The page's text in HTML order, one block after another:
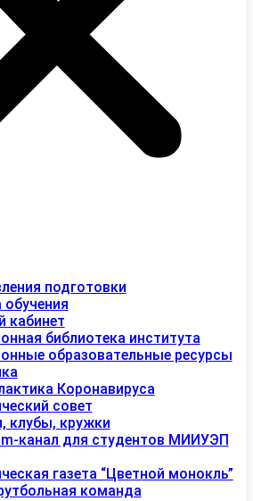
подготовки
обучения
кабинет
библиотека института
образовательные ресурсы
Коронавируса
совет
клубы, кружки
канал для студентов МИИУЭП
газета “Цветной монокль”
команда